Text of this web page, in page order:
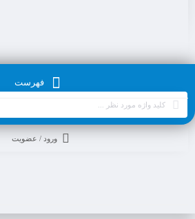
فهرست
ورود / عضویت